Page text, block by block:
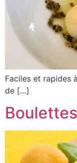
Faciles et rapides
de […]